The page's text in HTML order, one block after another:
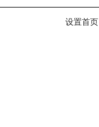
设置首页